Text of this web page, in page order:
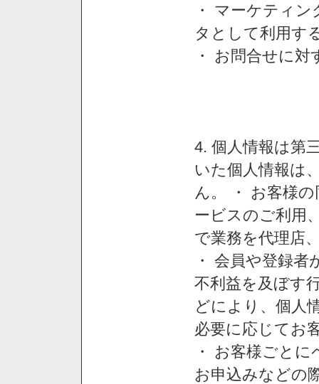
・ マーケティ
タとして利用す
・ お問合せに
4. 個人情報は第
いた個人情報は
ん。 ・ お客様
ービスのご利用
で業務を代理店
・ 会員や登録
不利益を及ぼす
どにより、個人
必要に応じてお
・ お客様ごと
お申込みなどの